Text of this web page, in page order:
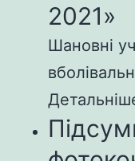
2021»
Шановні